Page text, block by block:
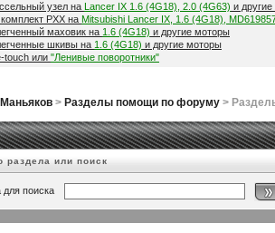
узел на Lancer IX 1.6 (4G18), 2.0 (4G63) и
РХХ на Mitsubishi Lancer IX, 1.6 (4G18),
маховик на 1.6 (4G18) и другие моторы
шкивы на 1.6 (4G18) и другие моторы
touch или "Ленивые поворотники"
> Разделы помощи по форуму>
раздела или поиск
поиска